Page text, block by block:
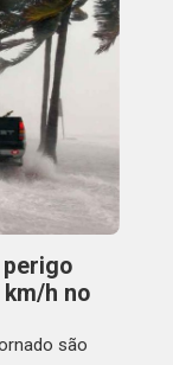
perigo
h no
são